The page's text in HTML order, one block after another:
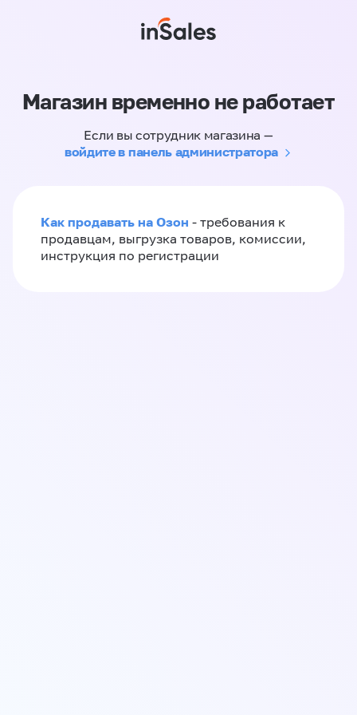
Магазин временно не работает
Если вы сотрудник магазина —
войдите в панель администратора
Как продавать на Озон - требования к
продавцам, выгрузка товаров, комиссии,
инструкция по регистрации